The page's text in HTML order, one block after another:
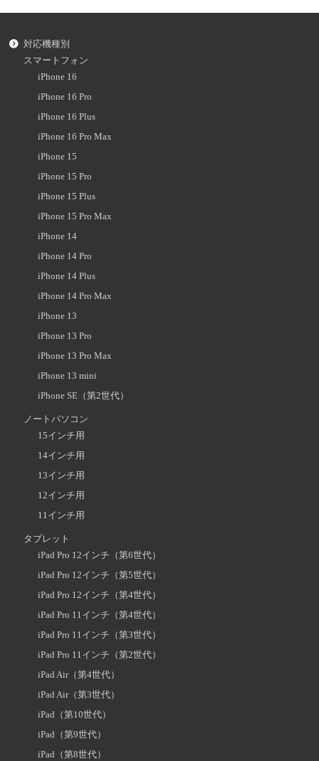
対応機種別
スマートフォン
iPhone 16
iPhone 16 Pro
iPhone 16 Plus
iPhone 16 Pro Max
iPhone 15
iPhone 15 Pro
iPhone 15 Plus
iPhone 15 Pro Max
iPhone 14
iPhone 14 Pro
iPhone 14 Plus
iPhone 14 Pro Max
iPhone 13
iPhone 13 Pro
iPhone 13 Pro Max
iPhone 13 mini
iPhone SE（第2世代）
ノートパソコン
15インチ用
14インチ用
13インチ用
12インチ用
11インチ用
タブレット
iPad Pro 12インチ（第6世代）
iPad Pro 12インチ（第5世代）
iPad Pro 12インチ（第4世代）
iPad Pro 11インチ（第4世代）
iPad Pro 11インチ（第3世代）
iPad Pro 11インチ（第2世代）
iPad Air（第4世代）
iPad Air（第3世代）
iPad（第10世代）
iPad（第9世代）
iPad（第8世代）